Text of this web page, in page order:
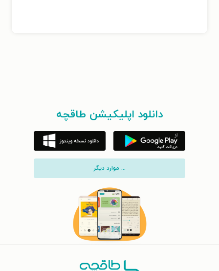
دانلود اپلیکیشن طاقچه
... موارد دیگر